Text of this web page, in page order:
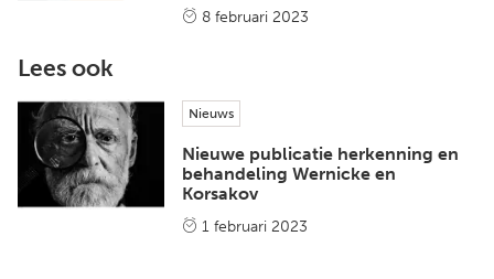
8 februari 2023
Lees ook
Nieuws
Nieuwe publicatie herkenning en
behandeling Wernicke en
Korsakov
1 februari 2023